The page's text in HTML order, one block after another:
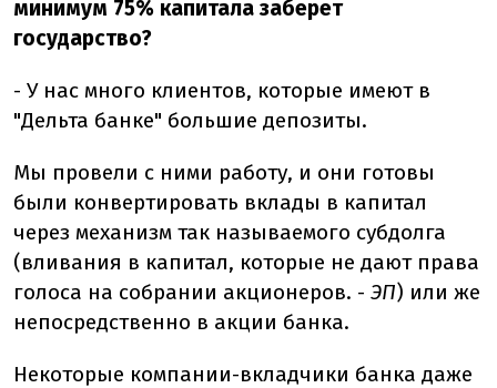
минимум 75% капитала заберет
государство?
- У нас много клиентов, которые имеют в
"Дельта банке" большие депозиты.
Мы провели с ними работу, и они готовы
были конвертировать вклады в капитал
через механизм так называемого субдолга
(вливания в капитал, которые не дают права
голоса на собрании акционеров. - ЭП) или же
непосредственно в акции банка.
Некоторые компании-вкладчики банка даже